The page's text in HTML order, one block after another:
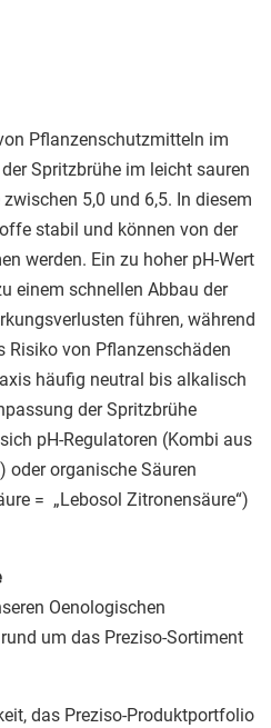
Pflanzenschutzmitteln im
Spritzbrühe im leicht sauren
5,0 und 6,5. In diesem
stabil und können von der
werden. Ein zu hoher pH-Wert
einem schnellen Abbau der
führen, während
Risiko von Pflanzenschäden
häufig neutral bis alkalisch
der Spritzbrühe
pH-Regulatoren (Kombi aus
oder organische Säuren
= „Lebosol Zitronensäure“)
Oenologischen
um das Preziso-Sortiment
das Preziso-Produktportfolio